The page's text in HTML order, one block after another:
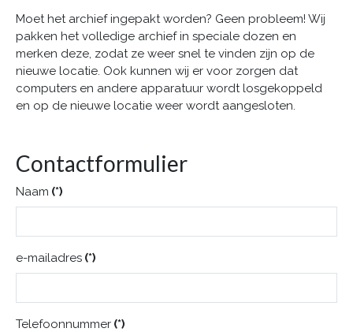
Contactformulier
Naam (*)
e-mailadres (*)
Telefoonnummer (*)
Moet het archief ingepakt worden? Geen probleem! Wij
pakken het volledige archief in speciale dozen en
merken deze, zodat ze weer snel te vinden zijn op de
nieuwe locatie. Ook kunnen wij er voor zorgen dat
computers en andere apparatuur wordt losgekoppeld
en op de nieuwe locatie weer wordt aangesloten.